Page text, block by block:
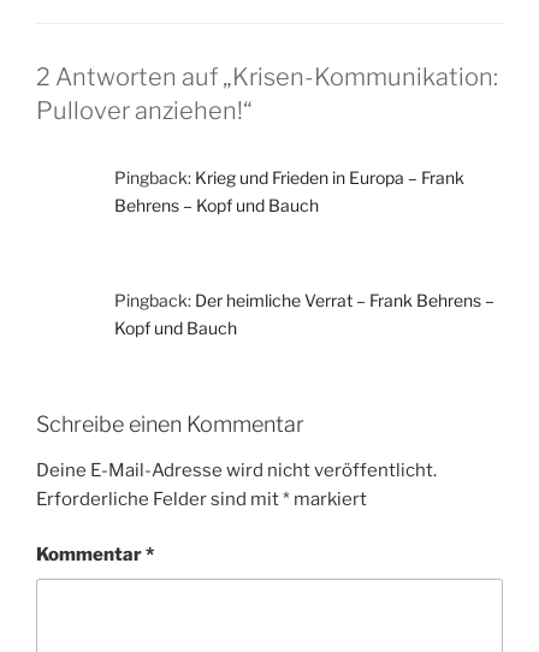
2 Antworten auf „Krisen-Kommunikation:
Pullover anziehen!“
Pingback: Krieg und Frieden in Europa – Frank
Behrens – Kopf und Bauch
Pingback: Der heimliche Verrat – Frank Behrens –
Kopf und Bauch
Schreibe einen Kommentar
Deine E-Mail-Adresse wird nicht veröffentlicht.
Erforderliche Felder sind mit* markiert
Kommentar*